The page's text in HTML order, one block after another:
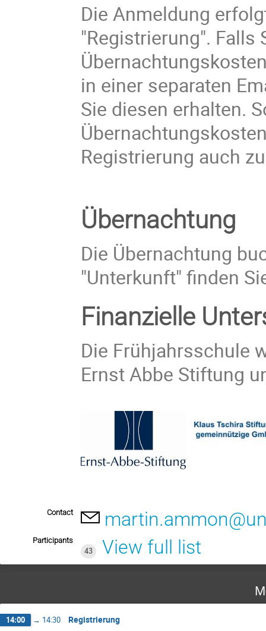
Die Anmeldung
"Registrierung". Falls
in einer separaten
Sie diesen erhalten.
Registrierung auch
Übernachtung
Die Übernachtung
"Unterkunft" finden
Finanzielle
Die Frühjahrsschule
Ernst Abbe Stiftung
Contact
Participants
43
View full list
14:00 → 14:30 Registrierung